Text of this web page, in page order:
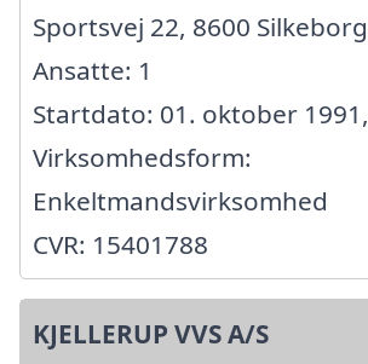
Sportsvej 22, 8600 Silkeborg
Ansatte: 1
Startdato: 01. oktober 1991,
Virksomhedsform:
Enkeltmandsvirksomhed
CVR: 15401788
KJELLERUP VVS A/S